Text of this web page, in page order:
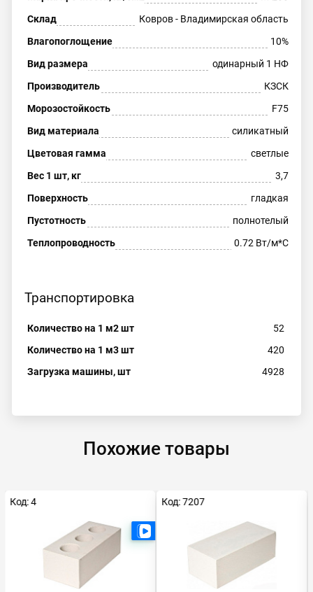
Склад
Ковров - Владимирская область
Влагопоглощение
10%
Вид размера
одинарный 1 НФ
Производитель
КЗСК
Морозостойкость
F75
Вид материала
силикатный
Цветовая гамма
светлые
Вес 1 шт, кг
3,7
Поверхность
гладкая
Пустотность
полнотелый
Теплопроводность
0.72 Вт/м*С
Транспортировка
Количество на 1 м2 шт
52
Количество на 1 м3 шт
420
Загрузка машины, шт
4928
Похожие товары
Код: 4 Код: 7207